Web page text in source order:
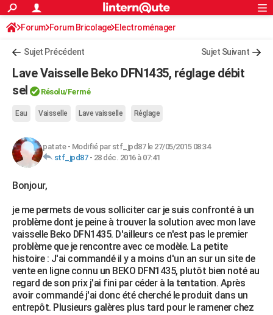
ACTUALITÉS
Politique
Société
Faits Divers
Education
Monde
Villes
+
Programme TV
Streaming
Cinéma
Sorties cinéma
Musique
FINANCE
Retraite
Impôts
Epargne
Immobilier
Risques naturels par ville
Banque
Assurance
Crédit
AUTO
Essais
Réserver un essai
Citadines
Berlines
SUV
Forum auto
HIGH-TECH
Mobiles
Meilleur smartphone
Internet
Ordinateurs
Jeux vidéo
Guide high-tech
+BRICOLAGE
Forum
Aménagement intérieur
Extérieur
Cuisine
Salle de bains
Jardinage
Rangement
WEEK-END
Guides de France
Escapades
Patrimoine
Expositions
Musées
Week-end nature
+
LIFESTYLE
Art de vivre
Bien-être
Loisirs
Mode
Modes de vie
SANTE
Alimentation
Guide de la santé
Maladies
Médicaments
Sommeil
VOYAGE
Destinations
City break
Voyage nature
Voyage de noces
Forum
Climat
+PHOTO
GUIDES D'ACHAT
S'inscrire
Connexion
Forum Forum Bricolage Electroménager
Sujet Précédent Sujet Suivant
Lave Vaisselle Beko DFN1435, réglage débit
sel
Résolu/Fermé
Eau Vaisselle Lave vaisselle Réglage
patate- Modifié par stf_jpd87 le 27/05/2015 08:34
stf_jpd87- 28 déc. 2016 à 07:41
Bonjour,
je me permets de vous solliciter car je suis confronté à un
problème dont je peine à trouver la solution avec mon lave
vaisselle Beko DFN1435. D'ailleurs ce n'est pas le premier
problème que je rencontre avec ce modèle. La petite
histoire : J'ai commandé il y a moins d'un an sur un site de
vente en ligne connu un BEKO DFN1435, plutôt bien noté au
regard de son prix j'ai fini par céder à la tentation. Après
avoir commandé j'ai donc été cherché le produit dans un
entrepôt. Plusieurs galères plus tard pour le ramener chez